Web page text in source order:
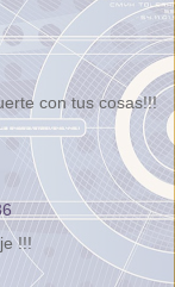
con tus cosas!!!
!!!